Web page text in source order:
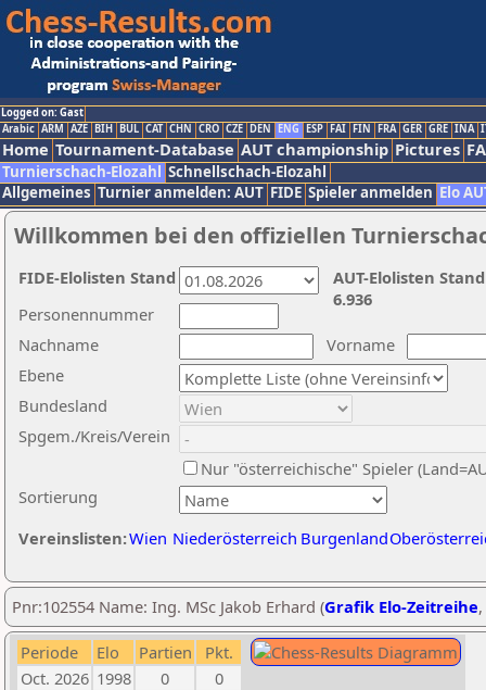
Logged on: Gast
Arabic ARM AZE BIH BUL CAT CHN CRO CZE DEN ENG ESP FAI FIN FRA GER GRE INA
Home Tournament-Database AUT championship Pictures
Turnierschach-Elozahl Schnellschach-Elozahl
Allgemeines Turnier anmelden: AUT FIDE Spieler anmelden Elo
Willkommen bei den offiziellen
Nachname
Vorname
Ebene
Sortierung
Personennummer
Bundesland
Spgem./Kreis/Verein
Nur "österreichische" Spieler
Vereinslisten:Wien Niederösterreich Burgenland
AUT-Elolisten
6.936
FIDE-Elolisten Stand
Pnr:102554 Name: Ing. MSc Jakob Erhard (Grafik Elo-Zeitreihe,
Periode Elo Partien
Pkt.
Oct. 2026 1998 0
0